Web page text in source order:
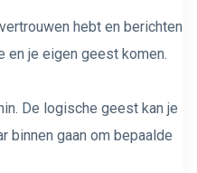
hebt en berichten
en je eigen geest komen.
De logische geest kan je
binnen gaan om bepaalde